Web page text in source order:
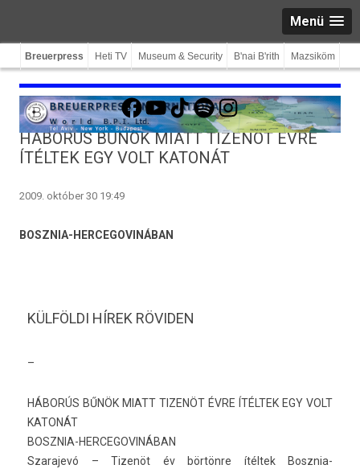
Menü
Breuerpress Heti TV Museum & Security B'nai B'rith Mazsiköm
Facebook
YouTube
TikTokSpotifyInstagram
HÁBORÚS BŰNÖK MIATT TIZENÖT ÉVRE
ÍTÉLTEK EGY VOLT KATONÁT
2009. október 30 19:49
BOSZNIA-HERCEGOVINÁBAN
KÜLFÖLDI HÍREK RÖVIDEN
–
HÁBORÚS BŰNÖK MIATT TIZENÖT ÉVRE ÍTÉLTEK EGY VOLT
KATONÁT
BOSZNIA-HERCEGOVINÁBAN
Szarajevó – Tizenöt év börtönre ítéltek Bosznia-